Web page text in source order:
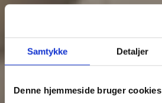
Samtykke Detaljer
Denne hjemmeside bruger cookies